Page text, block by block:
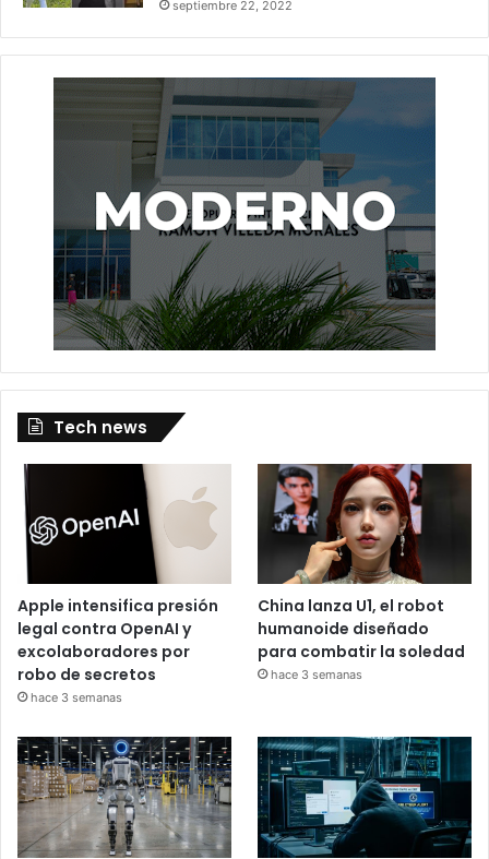
septiembre 22, 2022
Tech news
Apple intensifica presión
legal contra OpenAI y
excolaboradores por
robo de secretos
hace 3 semanas
China lanza U1, el robot
humanoide diseñado
para combatir la soledad
hace 3 semanas